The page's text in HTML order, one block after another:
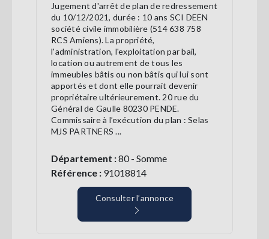
Jugement d'arrêt de plan de redressement
du 10/12/2021, durée : 10 ans SCI DEEN
société civile immobilière (514 638 758
RCS Amiens). La propriété,
l'administration, l'exploitation par bail,
location ou autrement de tous les
immeubles bâtis ou non bâtis qui lui sont
apportés et dont elle pourrait devenir
propriétaire ultérieurement. 20 rue du
Général de Gaulle 80230 PENDE.
Commissaire à l’exécution du plan : Selas
MJS PARTNERS ...
Département :80 - Somme
Référence : 91018814
Consulter l’annonce